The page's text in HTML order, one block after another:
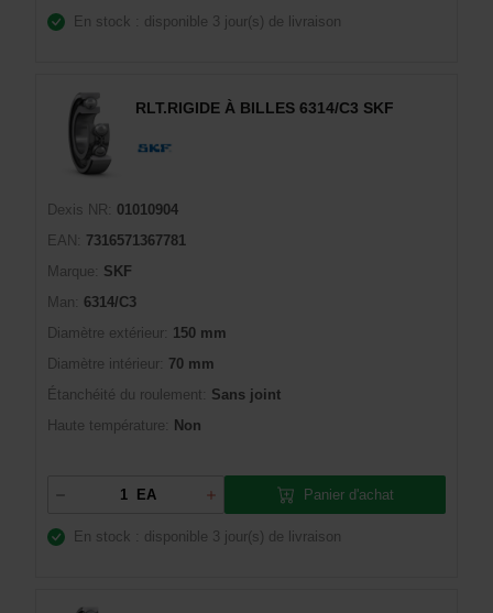
En stock : disponible 3 jour(s) de livraison
RLT.RIGIDE À BILLES 6314/C3 SKF
Dexis NR:
01010904
EAN:
7316571367781
Marque:
SKF
Man:
6314/C3
Diamètre extérieur: 150 mm
Diamètre intérieur: 70 mm
Étanchéité du roulement:
Sans joint
Haute température:
Non
EA Panier d'achat
En stock : disponible 3 jour(s) de livraison